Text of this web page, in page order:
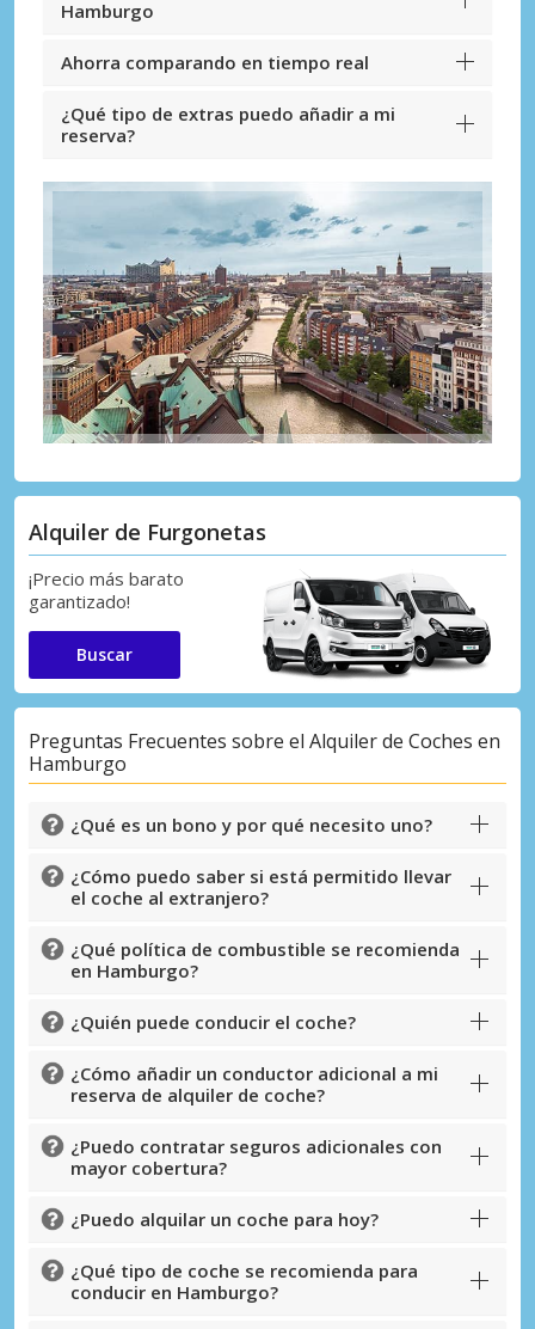
Hamburgo
Ahorra comparando en tiempo real
¿Qué tipo de extras puedo añadir a mi
reserva?
Alquiler de Furgonetas
¡Precio más barato
garantizado!
Buscar
Preguntas Frecuentes sobre el Alquiler de Coches en
Hamburgo
¿Qué es un bono y por qué necesito uno?
¿Cómo puedo saber si está permitido llevar
el coche al extranjero?
¿Qué política de combustible se recomienda
en Hamburgo?
¿Quién puede conducir el coche?
¿Cómo añadir un conductor adicional a mi
reserva de alquiler de coche?
¿Puedo contratar seguros adicionales con
mayor cobertura?
¿Puedo alquilar un coche para hoy?
¿Qué tipo de coche se recomienda para
conducir en Hamburgo?